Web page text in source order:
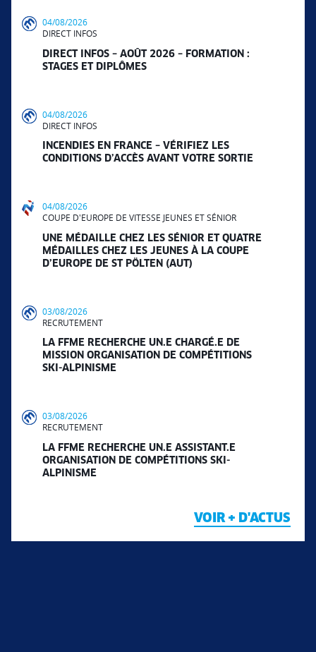
04/08/2026
DIRECT INFOS
DIRECT INFOS – AOÛT 2026 – FORMATION :
STAGES ET DIPLÔMES
04/08/2026
DIRECT INFOS
INCENDIES EN FRANCE – VÉRIFIEZ LES
CONDITIONS D’ACCÈS AVANT VOTRE SORTIE
04/08/2026
COUPE D'EUROPE DE VITESSE JEUNES ET SÉNIOR
UNE MÉDAILLE CHEZ LES SÉNIOR ET QUATRE
MÉDAILLES CHEZ LES JEUNES À LA COUPE
D’EUROPE DE ST PÖLTEN (AUT)
03/08/2026
RECRUTEMENT
LA FFME RECHERCHE UN.E CHARGÉ.E DE
MISSION ORGANISATION DE COMPÉTITIONS
SKI-ALPINISME
03/08/2026
RECRUTEMENT
LA FFME RECHERCHE UN.E ASSISTANT.E
ORGANISATION DE COMPÉTITIONS SKI-
ALPINISME
VOIR + D'ACTUS